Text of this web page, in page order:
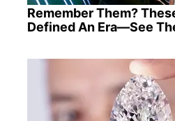
Remember Them?
Defined An Era—See